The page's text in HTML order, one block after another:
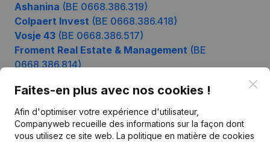
Ashanina (BE 0668.386.319)
Colpaert Invest (BE 0668.386.418)
Vosje 43 (BE 0668.386.517)
Froment Real Estate & Management (BE
0668.386.814)
Faites-en plus avec nos cookies !
Afin d'optimiser votre expérience d'utilisateur,
Companyweb recueille des informations sur la façon dont
vous utilisez ce site web. La politique en matière de cookies
Produit
Informations d’entreprise